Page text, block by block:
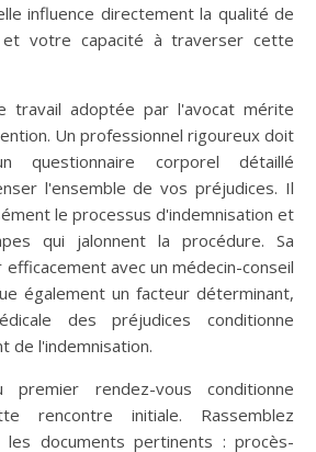
influence directement la qualité de
et votre capacité à traverser cette
travail adoptée par l'avocat mérite
Un professionnel rigoureux doit
questionnaire corporel détaillé
l'ensemble de vos préjudices. Il
le processus d'indemnisation et
qui jalonnent la procédure. Sa
avec un médecin-conseil
également un facteur déterminant,
des préjudices conditionne
de l'indemnisation.
rendez-vous conditionne
rencontre initiale. Rassemblez
les documents pertinents : procès-